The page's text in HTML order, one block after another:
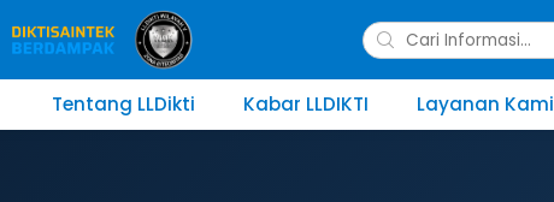
Tentang LLDikti Kabar LLDIKTI Layanan Kami